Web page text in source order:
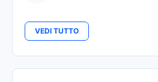
VEDI TUTTO